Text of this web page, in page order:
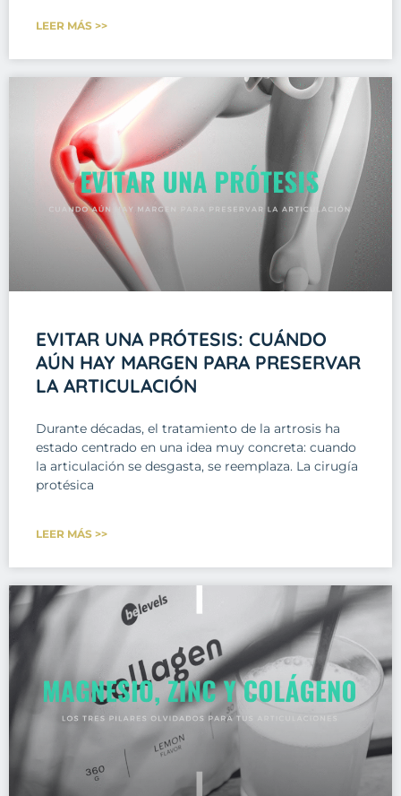
LEER MÁS >>
EVITAR UNA PRÓTESIS: CUÁNDO
AÚN HAY MARGEN PARA PRESERVAR
LA ARTICULACIÓN
Durante décadas, el tratamiento de la artrosis ha
estado centrado en una idea muy concreta: cuando
la articulación se desgasta, se reemplaza. La cirugía
protésica
LEER MÁS >>